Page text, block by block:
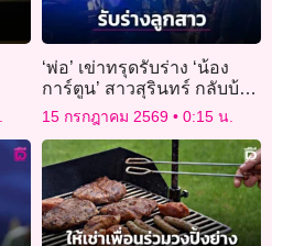
‘พ่อ’ เข่าทรุดรับร่าง ‘น้อง
การ์ตูน’ สาวสุรินทร์ กลับบ้าน
เกิด หลังประสบเหตุ
โศกนาฏกรรมไฟไหม้โรง
เบียร์
15 กรกฎาคม 2569 0:15 น.